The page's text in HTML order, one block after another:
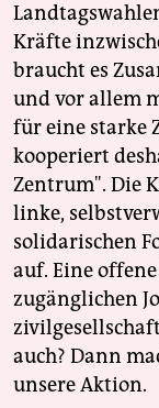
Kräfte
braucht es
und vor allem
für eine starke
kooperiert
Zentrum". Die
linke,
solidarischen
auf. Eine
zugänglichen
auch? Dann
unsere Aktion.